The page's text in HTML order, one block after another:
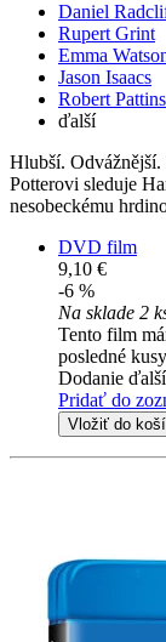
Daniel
Rupert Grint
Emma
Jason Isaacs
Robert
ďalší
Hlubší.
Potterovi sleduje
nesobeckému
DVD film
9,10 €
-6 %
Na sklade 2
Tento film
posledné
Dodanie
Pridať do
Vložiť do